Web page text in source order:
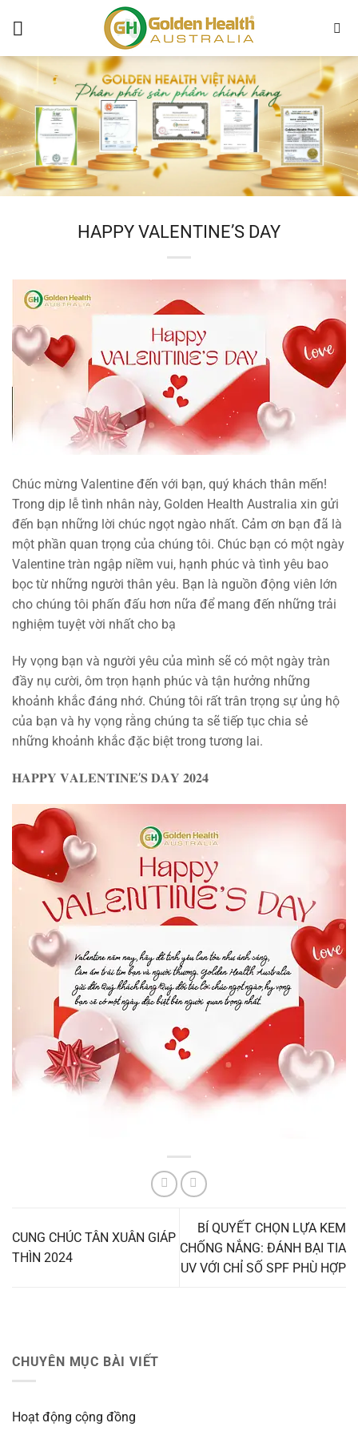
dung
HAPPY VALENTINE’S DAY
Chúc mừng Valentine đến với bạn, quý khách thân mến!
Trong dịp lễ tình nhân này, Golden Health Australia xin gửi
đến bạn những lời chúc ngọt ngào nhất. Cảm ơn bạn đã là
một phần quan trọng của chúng tôi. Chúc bạn có một ngày
Valentine tràn ngập niềm vui, hạnh phúc và tình yêu bao
bọc từ những người thân yêu. Bạn là nguồn động viên lớn
cho chúng tôi phấn đấu hơn nữa để mang đến những trải
nghiệm tuyệt vời nhất cho bạ
Hy vọng bạn và người yêu của mình sẽ có một ngày tràn
đầy nụ cười, ôm trọn hạnh phúc và tận hưởng những
khoảnh khắc đáng nhớ. Chúng tôi rất trân trọng sự ủng hộ
của bạn và hy vọng rằng chúng ta sẽ tiếp tục chia sẻ
những khoảnh khắc đặc biệt trong tương lai.
𝐇𝐀𝐏𝐏𝐘 𝐕𝐀𝐋𝐄𝐍𝐓𝐈𝐍𝐄’𝐒 𝐃𝐀𝐘 𝟐𝟎𝟐𝟒
CUNG CHÚC TÂN XUÂN GIÁP
THÌN 2024
BÍ QUYẾT CHỌN LỰA KEM
CHỐNG NẮNG: ĐÁNH BẠI TIA
UV VỚI CHỈ SỐ SPF PHÙ HỢP
CHUYÊN MỤC BÀI VIẾT
Hoạt động cộng đồng